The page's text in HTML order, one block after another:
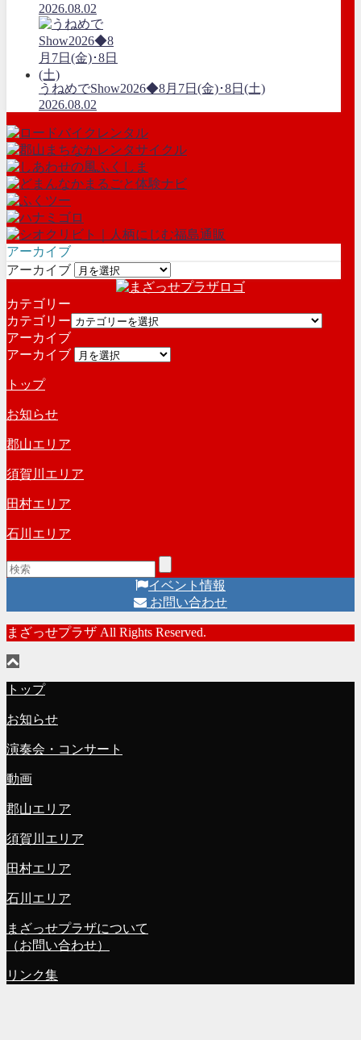
2026.08.02
うねめでShow2026◆8月7日(金)･8日(土)
2026.08.02
アーカイブ
アーカイブ
カテゴリー
カテゴリー
アーカイブ
アーカイブ
トップ
お知らせ
郡山エリア
須賀川エリア
田村エリア
石川エリア
イベント情報
お問い合わせ
まざっせプラザ All Rights Reserved.
トップ
お知らせ
演奏会・コンサート
動画
郡山エリア
須賀川エリア
田村エリア
石川エリア
まざっせプラザについて
（お問い合わせ）
リンク集